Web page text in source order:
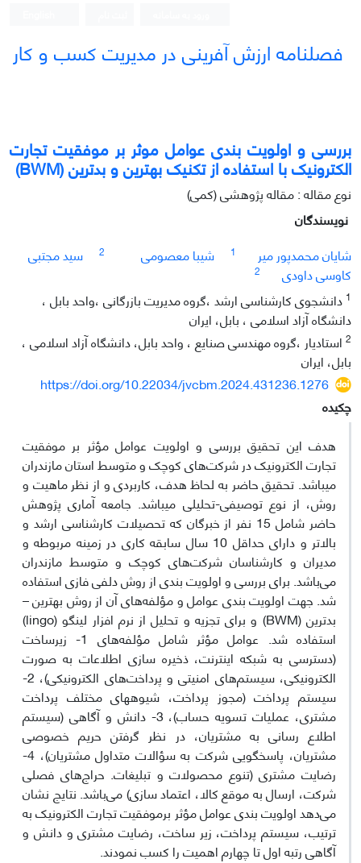
فصلنامه ارزش آفرینی در مدیریت کسب و کار
بررسی و اولویت بندی عوامل موثر بر موفقیت تجارت
الکترونیک با استفاده از تکنیک بهترین و بدترین (BWM)
نوع مقاله : مقاله پژوهشی (کمی)
نویسندگان
شایان محمدپور میر
1 شیبا معصومی 2
سید مجتبی
کاوسی داودی
2
1 دانشجوی کارشناسی ارشد ،گروه مدیریت بازرگانی ،واحد بابل ،
دانشگاه آزاد اسلامی ، بابل، ایران
2 استادیار ،گروه مهندسی صنایع ، واحد بابل، دانشگاه آزاد اسلامی ،
بابل، ایران
https://doi.org/10.22034/jvcbm.2024.431236.1276
چکیده
هدف این تحقیق بررسی و اولویت عوامل مؤثر بر موفقیت
تجارت الکترونیک در شرکت‌های کوچک و متوسط استان مازندران
می‎باشد. تحقیق حاضر به لحاظ هدف، کاربردی و از نظر ماهیت و
روش، از نوع توصیفی-تحلیلی می‎باشد. جامعه آماری پژوهش
حاضر شامل 15 نفر از خبرگان که تحصیلات کارشناسی ارشد و
بالاتر و دارای حداقل 10 سال سابقه کاری در زمینه مربوطه و
مدیران و کارشناسان شرکت‌های کوچک و متوسط مازندران
می‌باشد. برای بررسی و اولویت بندی از روش دلفی فازی استفاده
شد. جهت اولویت بندی عوامل و مؤلفه‌های آن از روش بهترین –
بدترین (BWM) و برای تجزیه و تحلیل از نرم افزار لینگو (lingo)
استفاده شد. عوامل مؤثر شامل مؤلفه‌های 1- زیرساخت
(دسترسی به شبکه اینترنت، ذخیره سازی اطلاعات به صورت
الکترونیکی، سیستم‌های امنیتی و پرداخت‌های الکترونیکی)، 2-
سیستم پرداخت (مجوز پرداخت، شیوه‎های مختلف پرداخت
مشتری، عملیات تسویه حساب)، 3- دانش و آگاهی (سیستم
اطلاع رسانی به مشتریان، در نظر گرفتن حریم خصوصی
مشتریان، پاسخگویی شرکت به سؤالات متداول مشتریان)، 4-
رضایت مشتری (تنوع محصولات و تبلیغات. حراج‌های فصلی
شرکت، ارسال به موقع کالا، اعتماد سازی) می‌باشد. نتایج نشان
می‌دهد اولویت بندی عوامل مؤثر برموفقیت تجارت الکترونیک به
ترتیب، سیستم پرداخت، زیر ساخت، رضایت مشتری و دانش و
آگاهی رتبه اول تا چهارم اهمیت را کسب نمودند.